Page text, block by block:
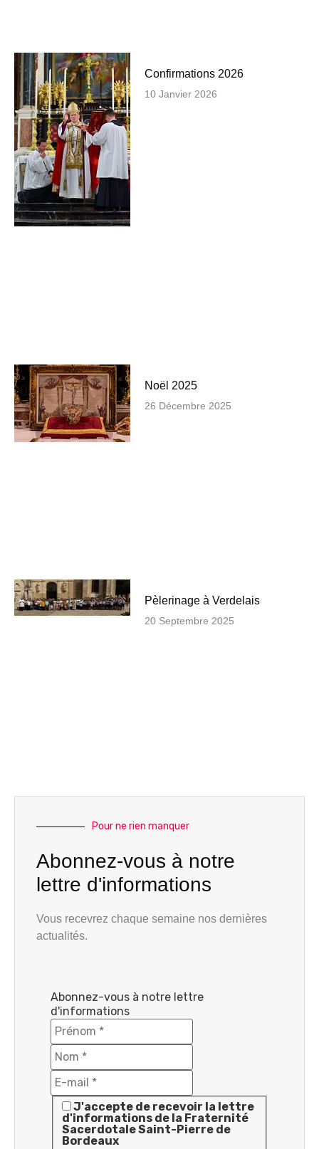
Confirmations 2026
10 Janvier 2026
Noël 2025
26 Décembre 2025
Pèlerinage à Verdelais
20 Septembre 2025
Pour ne rien manquer
Abonnez-vous à notre
lettre d'informations
Vous recevrez chaque semaine nos dernières
actualités.
Abonnez-vous à notre lettre
d'informations
J'accepte de recevoir la lettre
d'informations de la Fraternité
Sacerdotale Saint-Pierre de
Bordeaux